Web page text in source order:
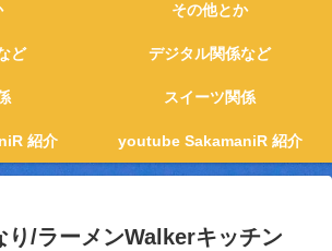
その他とか
ど デジタル関係など
スイーツ関係
紹介 youtube SakamaniR 紹介
り/ラーメンWalkerキッチン